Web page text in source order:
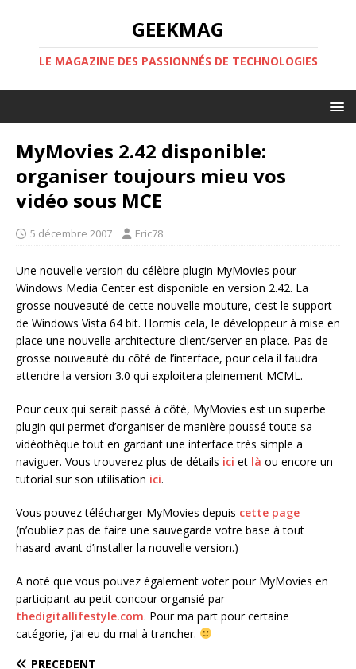
GEEKMAG
LE MAGAZINE DES PASSIONNÉS DE TECHNOLOGIES
MyMovies 2.42 disponible:
organiser toujours mieu vos
vidéo sous MCE
5 décembre 2007 Eric78
Une nouvelle version du célèbre plugin MyMovies pour
Windows Media Center est disponible en version 2.42. La
grosse nouveauté de cette nouvelle mouture, c’est le support
de Windows Vista 64 bit. Hormis cela, le développeur à mise en
place une nouvelle architecture client/server en place. Pas de
grosse nouveauté du côté de l’interface, pour cela il faudra
attendre la version 3.0 qui exploitera pleinement MCML.
Pour ceux qui serait passé à côté, MyMovies est un superbe
plugin qui permet d’organiser de manière poussé toute sa
vidéothèque tout en gardant une interface très simple a
naviguer. Vous trouverez plus de détails ici et là ou encore un
tutorial sur son utilisation ici.
Vous pouvez télécharger MyMovies depuis cette page
(n’oubliez pas de faire une sauvegarde votre base à tout
hasard avant d’installer la nouvelle version.)
A noté que vous pouvez également voter pour MyMovies en
participant au petit concour organsié par
thedigitallifestyle.com. Pour ma part pour certaine
catégorie, j’ai eu du mal à trancher.
PRÉCÉDENT